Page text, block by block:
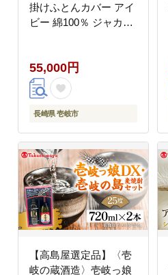
掛けふとんカバー アイ
ビー 綿100％ ジャカー
産 日本製 掛け布団
[JFJ067]
55,000円
長崎県 壱岐市
【高島屋選定品】〈壱
岐の蔵酒造〉壱岐っ娘